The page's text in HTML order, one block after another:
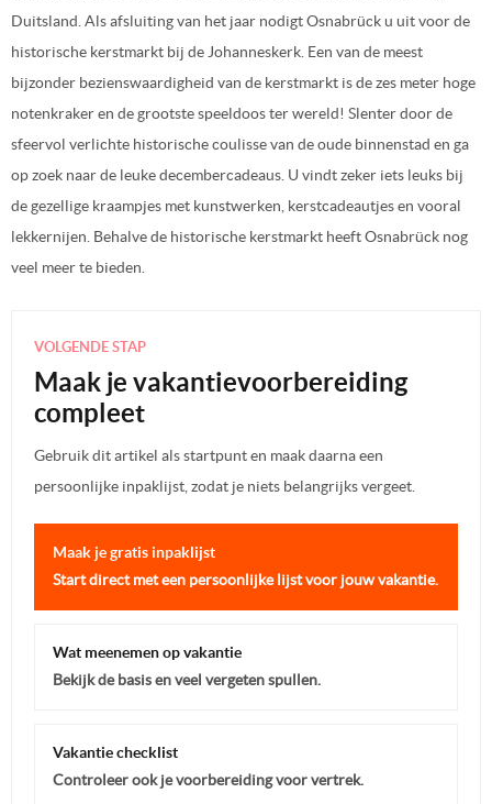
Duitsland. Als afsluiting van het jaar nodigt Osnabrück u uit voor de
historische kerstmarkt bij de Johanneskerk. Een van de meest
bijzonder bezienswaardigheid van de kerstmarkt is de zes meter hoge
notenkraker en de grootste speeldoos ter wereld! Slenter door de
sfeervol verlichte historische coulisse van de oude binnenstad en ga
op zoek naar de leuke decembercadeaus. U vindt zeker iets leuks bij
de gezellige kraampjes met kunstwerken, kerstcadeautjes en vooral
lekkernijen. Behalve de historische kerstmarkt heeft Osnabrück nog
veel meer te bieden.
VOLGENDE STAP
Maak je vakantievoorbereiding
compleet
Gebruik dit artikel als startpunt en maak daarna een
persoonlijke inpaklijst, zodat je niets belangrijks vergeet.
Maak je gratis inpaklijst
Start direct met een persoonlijke lijst voor jouw vakantie.
Wat meenemen op vakantie
Bekijk de basis en veel vergeten spullen.
Vakantie checklist
Controleer ook je voorbereiding voor vertrek.